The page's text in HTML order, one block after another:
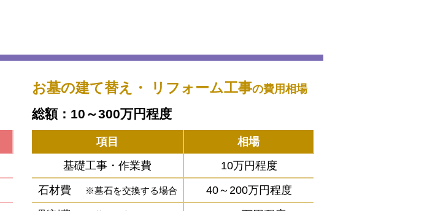
お墓の建て替え・ リフォーム工事の費用相場
総額：10～300万円程度
項目
相場
基礎工事・作業費
10万円程度
石材費
※墓石を交換する場合
40～200万円程度